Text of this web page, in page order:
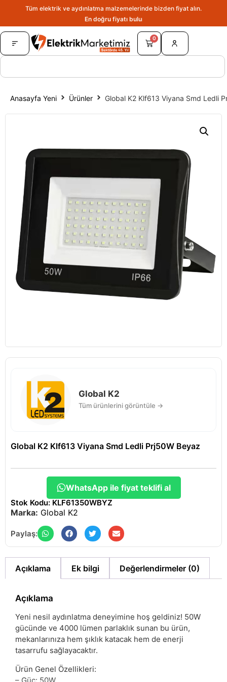
Tüm elektrik ve aydınlatma malzemelerinde bizden fiyat alın.
En doğru fiyatı bulun.
0
Anasayfa Yeni Ürünler Global K2 Klf613 Viyana Smd Ledli
Global K2
Tüm ürünlerini görüntüle →
Global K2 Klf613 Viyana Smd Ledli Prj50W Beyaz
WhatsApp ile fiyat teklifi al
Stok Kodu: KLF61350WBYZ
Marka: Global K2
Paylaş:
Açıklama Ek bilgi Değerlendirmeler (0)
Açıklama
Yeni nesil aydınlatma deneyimine hoş geldiniz! 50W
gücünde ve 4000 lümen parlaklık sunan bu ürün,
mekanlarınıza hem şıklık katacak hem de enerji
tasarrufu sağlayacaktır.
Ürün Genel Özellikleri: